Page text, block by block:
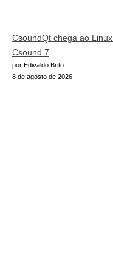
CsoundQt chega ao
Csound 7
por Edivaldo Brito
8 de agosto de 2026